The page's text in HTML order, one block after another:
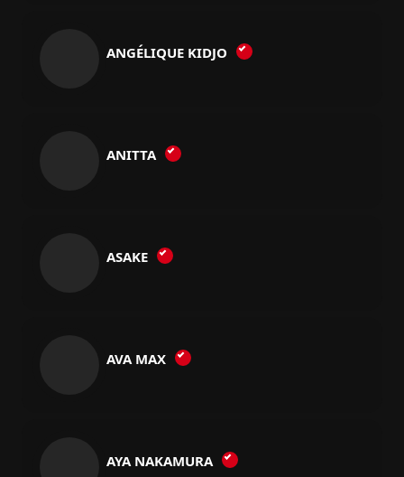
ANGÉLIQUE KIDJO
ANITTA
ASAKE
AVA MAX
AYA NAKAMURA